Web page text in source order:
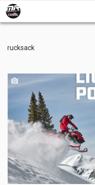
Skip
to
main
rucksack